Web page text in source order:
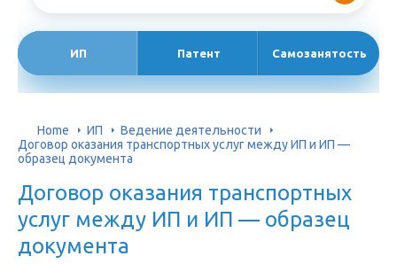
ИП Патент Самозанятость
Home ИП
Ведение деятельности
Договор оказания транспортных услуг между ИП и ИП —
образец документа
Договор оказания транспортных
услуг между ИП и ИП — образец
документа